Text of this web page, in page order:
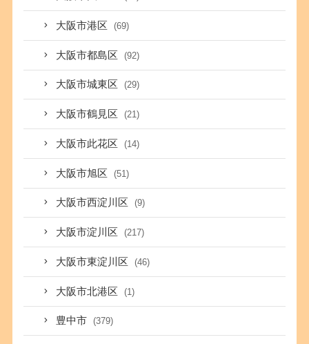
大阪市港区 (69)
大阪市都島区 (92)
大阪市城東区 (29)
大阪市鶴見区 (21)
大阪市此花区 (14)
大阪市旭区 (51)
大阪市西淀川区 (9)
大阪市淀川区 (217)
大阪市東淀川区 (46)
大阪市北港区 (1)
豊中市 (379)